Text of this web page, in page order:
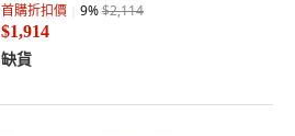
首購折扣價 9%$2,114
$1,914
缺貨